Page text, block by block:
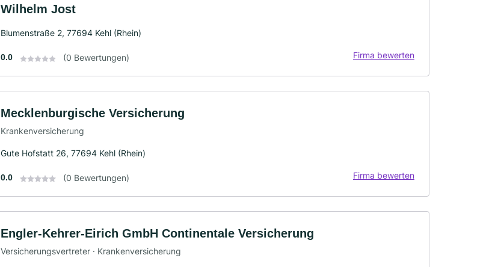
Wilhelm Jost
Blumenstraße 2, 77694 Kehl (Rhein)
0.0 (0 Bewertungen) Firma bewerten
Mecklenburgische Versicherung
Krankenversicherung
Gute Hofstatt 26, 77694 Kehl (Rhein)
0.0 (0 Bewertungen) Firma bewerten
Engler-Kehrer-Eirich GmbH Continentale Versicherung
Versicherungsvertreter · Krankenversicherung